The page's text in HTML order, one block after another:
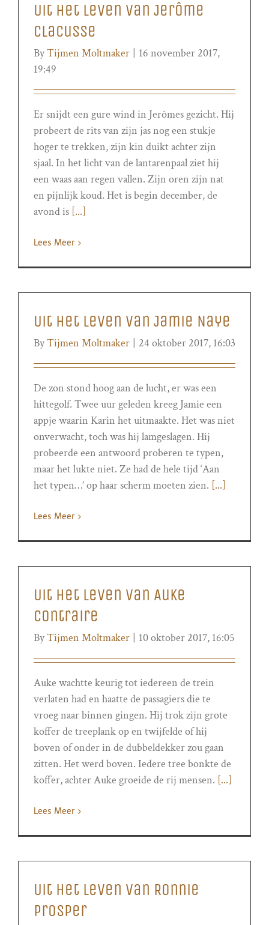
Uit het leven van Jerôme
Clacusse
ByTijmen Moltmaker
16 november 2017,
19:49
Er snijdt een gure wind in Jerômes gezicht. Hij
probeert de rits van zijn jas nog een stukje
hoger te trekken, zijn kin duikt achter zijn
sjaal. In het licht van de lantarenpaal ziet hij
een waas aan regen vallen. Zijn oren zijn nat
en pijnlijk koud. Het is begin december, de
avond is [...]
Lees Meer
Uit het leven van Jamie Naye
ByTijmen Moltmaker 24 oktober 2017, 16:03
De zon stond hoog aan de lucht, er was een
hittegolf. Twee uur geleden kreeg Jamie een
appje waarin Karin het uitmaakte. Het was niet
onverwacht, toch was hij lamgeslagen. Hij
probeerde een antwoord proberen te typen,
maar het lukte niet. Ze had de hele tijd ‘Aan
het typen…’ op haar scherm moeten zien. [...]
Lees Meer
Uit het leven van Auke
Contraire
ByTijmen Moltmaker 10 oktober 2017, 16:05
Auke wachtte keurig tot iedereen de trein
verlaten had en haatte de passagiers die te
vroeg naar binnen gingen. Hij trok zijn grote
koffer de treeplank op en twijfelde of hij
boven of onder in de dubbeldekker zou gaan
zitten. Het werd boven. Iedere tree bonkte de
koffer, achter Auke groeide de rij mensen. [...]
Lees Meer
Uit het leven van Ronnie
Prosper